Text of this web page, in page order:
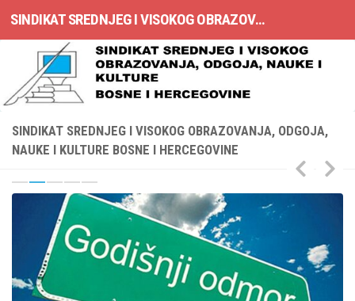
Skip to content SINDIKAT SREDNJEG I VISOKOG OBRAZOVANJA, ODGOJA, NAUKE I KULTURE BOSNE I HERCEGOVINE
SINDIKAT SREDNJEG I VISOKOG OBRAZOVANJA, ODGOJA,
NAUKE I KULTURE BOSNE I HERCEGOVINE